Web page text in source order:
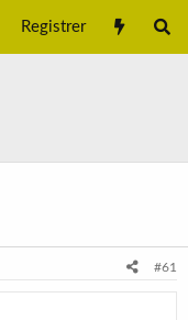
Registrer
#61